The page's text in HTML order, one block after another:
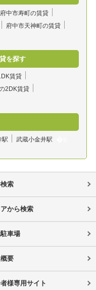
府中市寿町の賃貸
府中市天神町の賃貸
を探す
賃貸
2DK賃貸
駅 武蔵小金井駅
索
から検索
車場
要
様専用サイト